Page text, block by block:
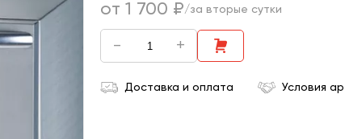
от 1 700 ₽/за вторые сутки
- +
Доставка и оплата Условия